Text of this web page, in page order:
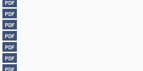
PDF
PDF
PDF
PDF
PDF
PDF
PDF